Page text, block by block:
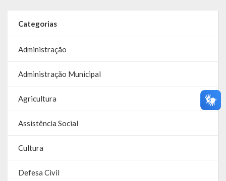
Categorias
Administração
Administração Municipal
Agricultura
Assistência Social
Cultura
Defesa Civil